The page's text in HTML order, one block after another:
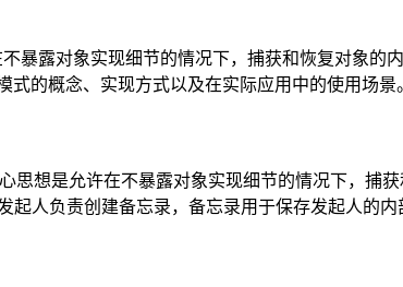
暴露对象实现细节的情况下，捕获和恢复对象的
式的概念、实现方式以及在实际应用中的使用场景
思想是允许在不暴露对象实现细节的情况下，捕
起人负责创建备忘录，备忘录用于保存发起人的